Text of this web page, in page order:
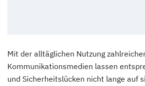
Mit der alltäglichen Nutzung
Kommunikationsmedien lassen
und Sicherheitslücken nicht lange auf